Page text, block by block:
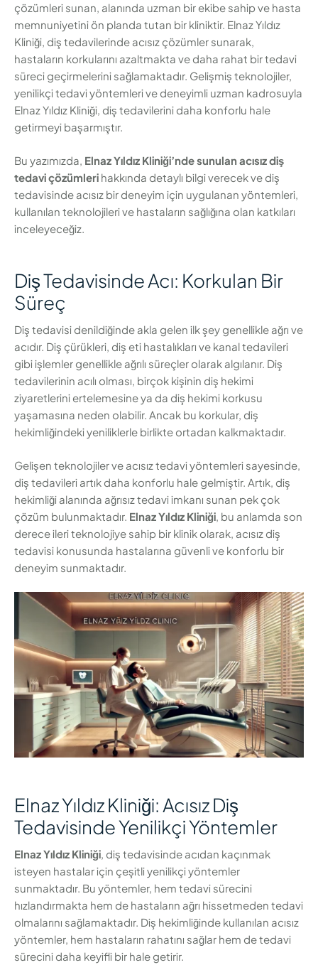
çözümleri sunan, alanında uzman bir ekibe sahip ve hasta
memnuniyetini ön planda tutan bir kliniktir. Elnaz Yıldız
Kliniği, diş tedavilerinde acısız çözümler sunarak,
hastaların korkularını azaltmakta ve daha rahat bir tedavi
süreci geçirmelerini sağlamaktadır. Gelişmiş teknolojiler,
yenilikçi tedavi yöntemleri ve deneyimli uzman kadrosuyla
Elnaz Yıldız Kliniği, diş tedavilerini daha konforlu hale
getirmeyi başarmıştır.
Bu yazımızda, Elnaz Yıldız Kliniği’nde sunulan acısız diş
tedavi çözümleri hakkında detaylı bilgi verecek ve diş
tedavisinde acısız bir deneyim için uygulanan yöntemleri,
kullanılan teknolojileri ve hastaların sağlığına olan katkıları
inceleyeceğiz.
Diş Tedavisinde Acı: Korkulan Bir
Süreç
Diş tedavisi denildiğinde akla gelen ilk şey genellikle ağrı ve
acıdır. Diş çürükleri, diş eti hastalıkları ve kanal tedavileri
gibi işlemler genellikle ağrılı süreçler olarak algılanır. Diş
tedavilerinin acılı olması, birçok kişinin diş hekimi
ziyaretlerini ertelemesine ya da diş hekimi korkusu
yaşamasına neden olabilir. Ancak bu korkular, diş
hekimliğindeki yeniliklerle birlikte ortadan kalkmaktadır.
Gelişen teknolojiler ve acısız tedavi yöntemleri sayesinde,
diş tedavileri artık daha konforlu hale gelmiştir. Artık, diş
hekimliği alanında ağrısız tedavi imkanı sunan pek çok
çözüm bulunmaktadır. Elnaz Yıldız Kliniği , bu anlamda son
derece ileri teknolojiye sahip bir klinik olarak, acısız diş
tedavisi konusunda hastalarına güvenli ve konforlu bir
deneyim sunmaktadır.
Elnaz Yıldız Kliniği: Acısız Diş
Tedavisinde Yenilikçi Yöntemler
Elnaz Yıldız Kliniği, diş tedavisinde acıdan kaçınmak
isteyen hastalar için çeşitli yenilikçi yöntemler
sunmaktadır. Bu yöntemler, hem tedavi sürecini
hızlandırmakta hem de hastaların ağrı hissetmeden tedavi
olmalarını sağlamaktadır. Diş hekimliğinde kullanılan acısız
yöntemler, hem hastaların rahatını sağlar hem de tedavi
sürecini daha keyifli bir hale getirir.